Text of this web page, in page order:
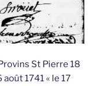
St Pierre 18
1741 « le 17